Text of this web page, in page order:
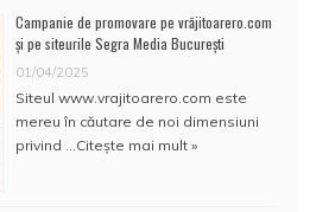
Campanie de promovare pe vrăjitoarero.com
și pe siteurile Segra Media București
01/04/2025
Siteul www.vrajitoarero.com este
mereu în căutare de noi dimensiuni
privind …Citește mai mult »